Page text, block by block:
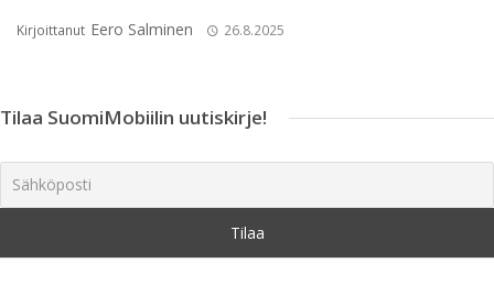
Kirjoittanut Eero Salminen 26.8.2025
Tilaa SuomiMobiilin uutiskirje!